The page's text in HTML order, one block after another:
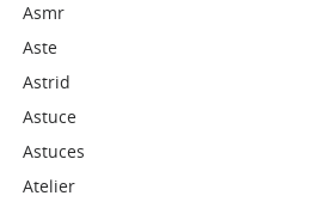
Asmr
Aste
Astrid
Astuce
Astuces
Atelier